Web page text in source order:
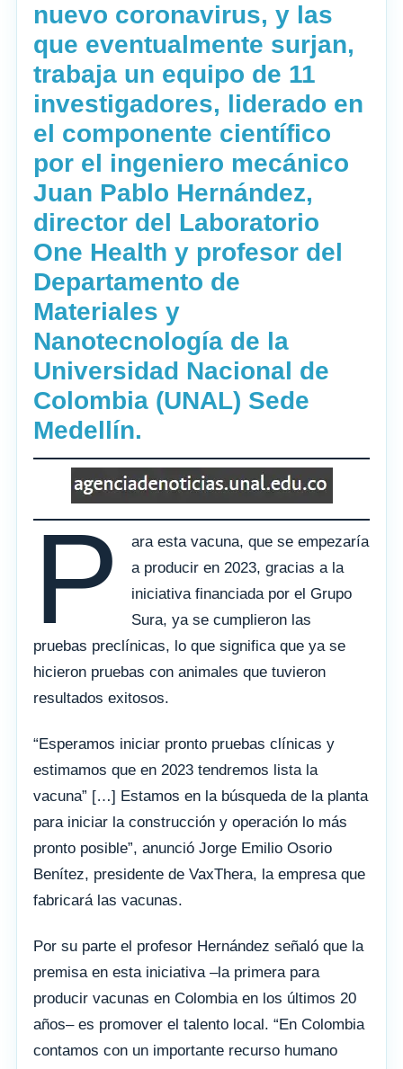
nuevo coronavirus, y las
que eventualmente surjan,
trabaja un equipo de 11
investigadores, liderado en
el componente científico
por el ingeniero mecánico
Juan Pablo Hernández,
director del Laboratorio
One Health y profesor del
Departamento de
Materiales y
Nanotecnología de la
Universidad Nacional de
Colombia (UNAL) Sede
Medellín.
P
ara esta vacuna, que se empezaría
a producir en 2023, gracias a la
iniciativa financiada por el Grupo
Sura, ya se cumplieron las
pruebas preclínicas, lo que significa que ya se
hicieron pruebas con animales que tuvieron
resultados exitosos.
“Esperamos iniciar pronto pruebas clínicas y
estimamos que en 2023 tendremos lista la
vacuna” […] Estamos en la búsqueda de la planta
para iniciar la construcción y operación lo más
pronto posible”, anunció Jorge Emilio Osorio
Benítez, presidente de VaxThera, la empresa que
fabricará las vacunas.
Por su parte el profesor Hernández señaló que la
premisa en esta iniciativa –la primera para
producir vacunas en Colombia en los últimos 20
años– es promover el talento local. “En Colombia
contamos con un importante recurso humano